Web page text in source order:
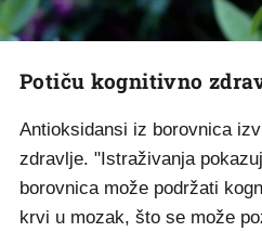
Potiču kognitivno
Antioksidansi iz borovnica
zdravlje. "Istraživanja
borovnica može podržati
krvi u mozak, što se može